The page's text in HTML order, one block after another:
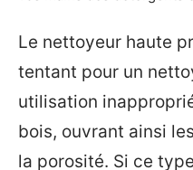
Le nettoyeur haute
tentant pour un
utilisation
bois, ouvrant ainsi
la porosité. Si ce